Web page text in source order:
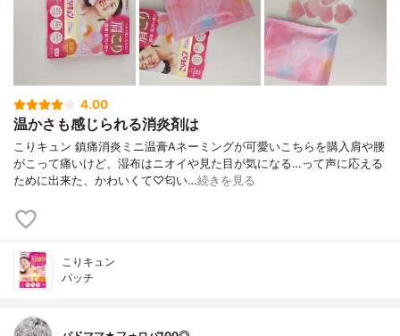
4.00
温かさも感じられる消炎剤は
こりキュン 鎮痛消炎ミニ温膏Aネーミングが可愛いこちらを購入肩や腰
がこって痛いけど、湿布はニオイや見た目が気になる…って声に応える
ために出来た、かわいくて♡匂い…続きを見る
こりキュン
パッチ